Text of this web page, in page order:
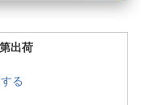
出荷
る